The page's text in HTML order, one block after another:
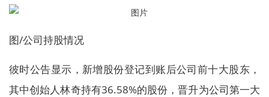
图/公司持股情况
彼时公告显示，新增股份登记到账后公司前十大股东，
其中创始人林奇持有36.58%的股份，晋升为公司第一大